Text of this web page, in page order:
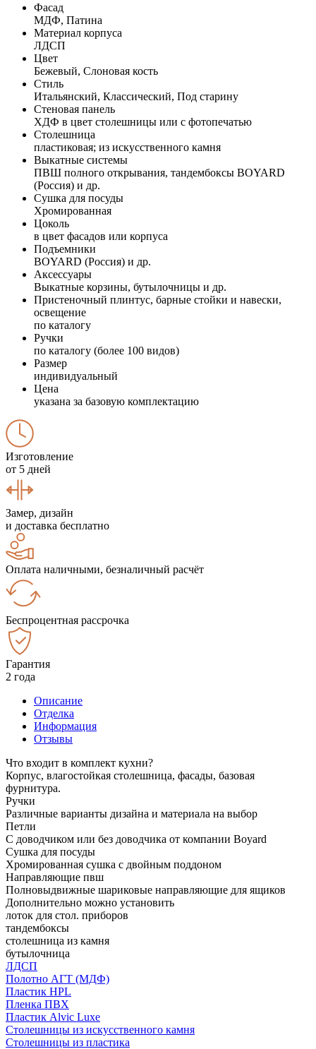
Фасад
МДФ, Патина
Материал корпуса
ЛДСП
Цвет
Бежевый, Слоновая кость
Стиль
Итальянский, Классический, Под старину
Стеновая панель
ХДФ в цвет столешницы или с фотопечатью
Столешница
пластиковая; из искусственного камня
Выкатные системы
ПВШ полного открывания, тандембоксы BOYARD
(Россия) и др.
Сушка для посуды
Хромированная
Цоколь
в цвет фасадов или корпуса
Подъемники
BOYARD (Россия) и др.
Аксессуары
Выкатные корзины, бутылочницы и др.
Пристеночный плинтус, барные стойки и навески,
освещение
по каталогу
Ручки
по каталогу (более 100 видов)
Размер
индивидуальный
Цена
указана за базовую комплектацию
Изготовление
от 5 дней
Замер, дизайн
и доставка бесплатно
Оплата наличными, безналичный расчёт
Беспроцентная рассрочка
Гарантия
2 года
Описание
Отделка
Информация
Отзывы
Что входит в комплект кухни?
Корпус, влагостойкая столешница, фасады, базовая
фурнитура.
Ручки
Различные варианты дизайна и материала на выбор
Петли
С доводчиком или без доводчика от компании Boyard
Сушка для посуды
Хромированная сушка с двойным поддоном
Направляющие пвш
Полновыдвижные шариковые направляющие для ящиков
Дополнительно можно установить
лоток для стол. приборов
тандембоксы
столешница из камня
бутылочница
ЛДСП
Полотно АГТ (МДФ)
Пластик HPL
Пленка ПВХ
Пластик Alvic Luxe
Столешницы из искусственного камня
Столешницы из пластика